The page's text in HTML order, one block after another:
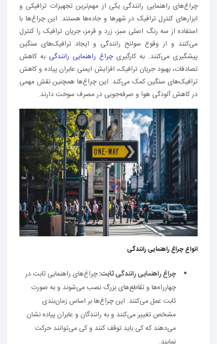
چراغ‌های راهنمایی رانندگی یکی از مهم‌ترین تجهیزات ترافیکی و
ابزارهای کنترل ترافیک در شهرها و جاده‌ها هستند. این چراغ‌ها با
استفاده از سه رنگ اصلی سبز، زرد و قرمز، جریان ترافیک را کنترل
می‌کنند و از وقوع سوانح رانندگی و ایجاد ترافیک‌های سنگین
پیشگیری می‌کنند. به کارگیریچراغ‌ راهنمایی رانندگی به کاهش
تصادفات، بهبود جریان ترافیک، افزایش ایمنی عابران پیاده و کاهش
ترافیک‌های سنگین کمک می‌کند. این چراغ‌ها همچنین نقش مهمی
در کاهش آلودگی هوا و صرفه‌جویی در مصرف سوخت دارند.
انواع چراغ‌ راهنمایی رانندگی
چراغ‌ راهنمایی رانندگی ثابت:چراغ‌های راهنمایی ثابت در
چهارراه‌ها و تقاطع‌های بزرگ نصب می‌شوند و به صورت
ثابت عمل می‌کنند. این چراغ‌ها بر اساس زمان‌بندی
مشخص تغییر می‌کنند و به رانندگان و عابران پیاده نشان
می‌دهند که کی باید توقف کنند و کی می‌توانند حرکت